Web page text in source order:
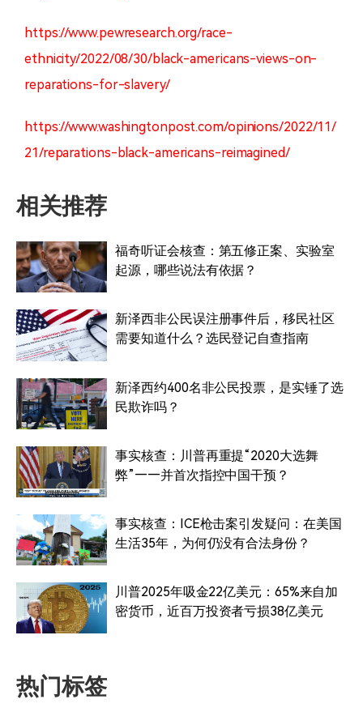
https://www.pewresearch.org/race-
ethnicity/2022/08/30/black-americans-views-on-
reparations-for-slavery/
https://www.washingtonpost.com/opinions/2022/11/
21/reparations-black-americans-reimagined/
相关推荐
福奇听证会核查：第五修正案、实验室
起源，哪些说法有依据？
新泽西非公民误注册事件后，移民社区
需要知道什么？选民登记自查指南
新泽西约400名非公民投票，是实锤了选
民欺诈吗？
事实核查：川普再重提“2020大选舞
弊”——并首次指控中国干预？
事实核查：ICE枪击案引发疑问：在美国
生活35年，为何仍没有合法身份？
川普2025年吸金22亿美元：65%来自加
密货币，近百万投资者亏损38亿美元
热门标签